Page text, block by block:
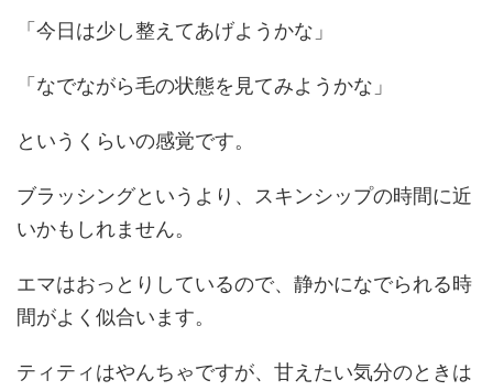
「今日は少し整えてあげようかな」
「なでながら毛の状態を見てみようかな」
というくらいの感覚です。
ブラッシングというより、スキンシップの時間に近
いかもしれません。
エマはおっとりしているので、静かになでられる時
間がよく似合います。
ティティはやんちゃですが、甘えたい気分のときは